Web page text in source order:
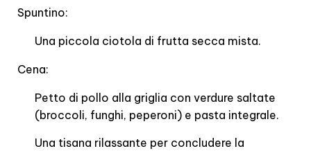
Spuntino:
Una piccola ciotola di frutta secca mista.
Cena:
Petto di pollo alla griglia con verdure saltate
(broccoli, funghi, peperoni) e pasta integrale.
Una tisana rilassante per concludere la